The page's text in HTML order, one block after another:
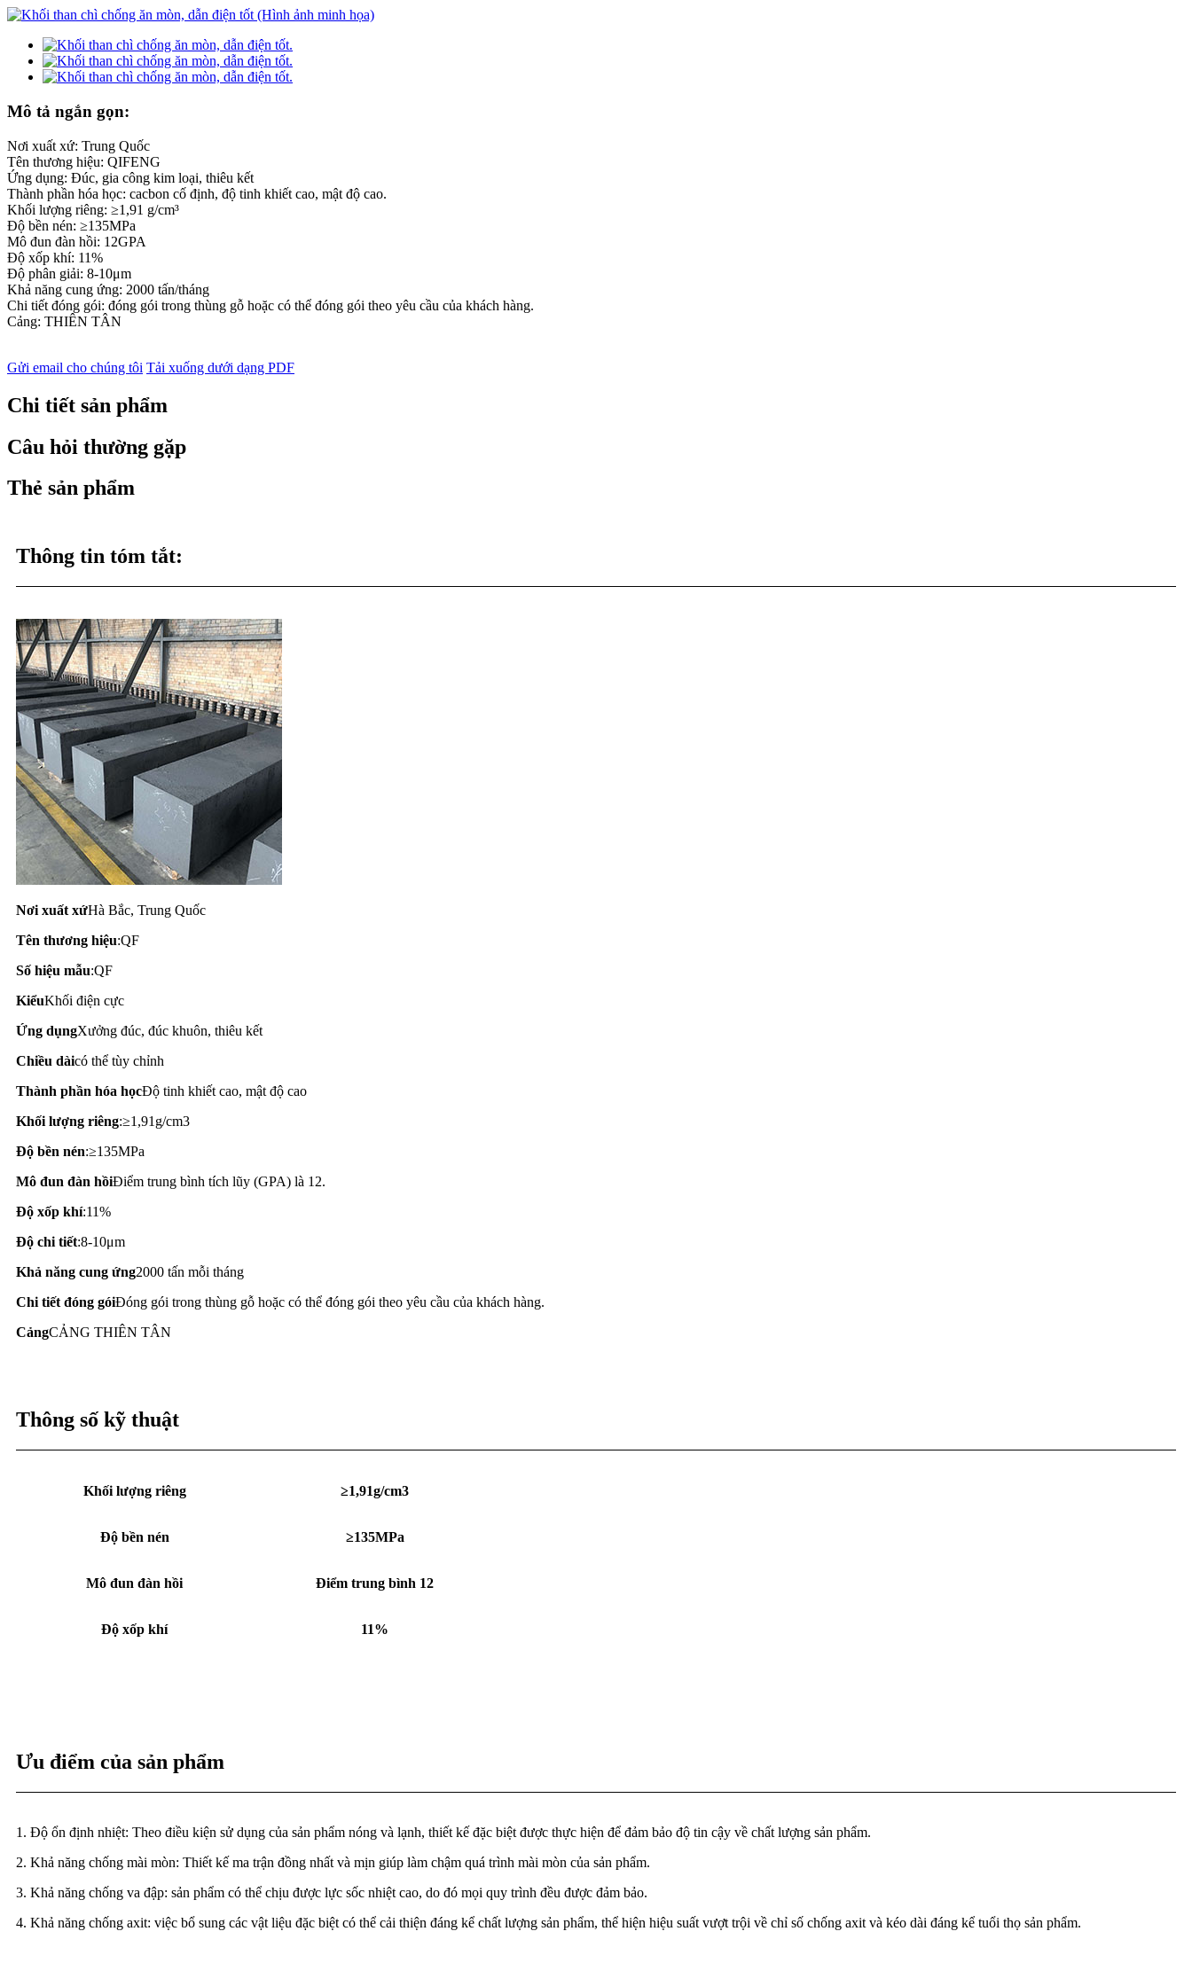
Mô tả ngắn gọn:
Nơi xuất xứ: Trung Quốc
Tên thương hiệu: QIFENG
Ứng dụng: Đúc, gia công kim loại, thiêu kết
Thành phần hóa học: cacbon cố định, độ tinh khiết cao, mật độ cao.
Khối lượng riêng: ≥1,91 g/cm³
Độ bền nén: ≥135MPa
Mô đun đàn hồi: 12GPA
Độ xốp khí: 11%
Độ phân giải: 8-10μm
Khả năng cung ứng: 2000 tấn/tháng
Chi tiết đóng gói: đóng gói trong thùng gỗ hoặc có thể đóng gói theo yêu cầu của khách hàng.
Cảng: THIÊN TÂN
Gửi email cho chúng tôi Tải xuống dưới dạng PDF
Chi tiết sản phẩm
Câu hỏi thường gặp
Thẻ sản phẩm
Thông tin tóm tắt:
Nơi xuất xứHà Bắc, Trung Quốc
Tên thương hiệu:QF
Số hiệu mẫu:QF
KiểuKhối điện cực
Ứng dụngXưởng đúc, đúc khuôn, thiêu kết
Chiều dàicó thể tùy chỉnh
Thành phần hóa họcĐộ tinh khiết cao, mật độ cao
Khối lượng riêng:≥1,91g/cm3
Độ bền nén:≥135MPa
Mô đun đàn hồiĐiểm trung bình tích lũy (GPA) là 12.
Độ xốp khí:11%
Độ chi tiết:8-10μm
Khả năng cung ứng2000 tấn mỗi tháng
Chi tiết đóng góiĐóng gói trong thùng gỗ hoặc có thể đóng gói theo yêu cầu của khách hàng.
CảngCẢNG THIÊN TÂN
Thông số kỹ thuật
Khối lượng riêng ≥1,91g/cm3
Độ bền nén ≥135MPa
Mô đun đàn hồi Điểm trung bình 12
Độ xốp khí 11%
Ưu điểm của sản phẩm
1. Độ ổn định nhiệt: Theo điều kiện sử dụng của sản phẩm nóng và lạnh, thiết kế đặc biệt được thực hiện để đảm bảo độ tin cậy về chất lượng sản phẩm.
2. Khả năng chống mài mòn: Thiết kế ma trận đồng nhất và mịn giúp làm chậm quá trình mài mòn của sản phẩm.
3. Khả năng chống va đập: sản phẩm có thể chịu được lực sốc nhiệt cao, do đó mọi quy trình đều được đảm bảo.
4. Khả năng chống axit: việc bổ sung các vật liệu đặc biệt có thể cải thiện đáng kể chất lượng sản phẩm, thể hiện hiệu suất vượt trội về chỉ số chống axit và kéo dài đáng kể tuổi thọ sản phẩm.